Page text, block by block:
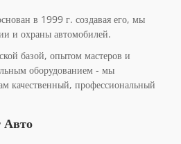
в 1999 г. создавая его, мы
и охраны автомобилей.
базой, опытом мастеров и
оборудованием - мы
качественный, профессиональный
Авто